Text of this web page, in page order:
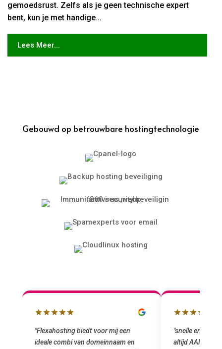
gemoedsrust. Zelfs als je geen technische expert
bent, kun je met handige...
Lees Meer...
Gebouwd op betrouwbare hostingtechnologie
"snelle en vriendelijke service. staat
altijd AAN (: fijne prijzen vergeleken
"Top service. Ik
het installeren